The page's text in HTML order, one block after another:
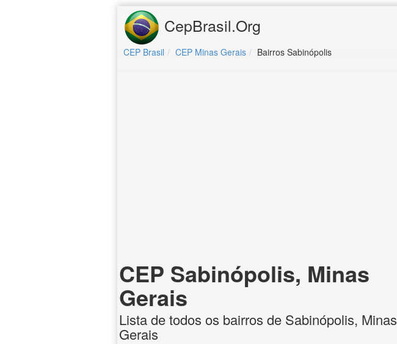
CepBrasil.Org
CEP Brasil CEP Minas Gerais Bairros Sabinópolis
CEP Sabinópolis, Minas
Gerais
Lista de todos os bairros de Sabinópolis, Minas
Gerais